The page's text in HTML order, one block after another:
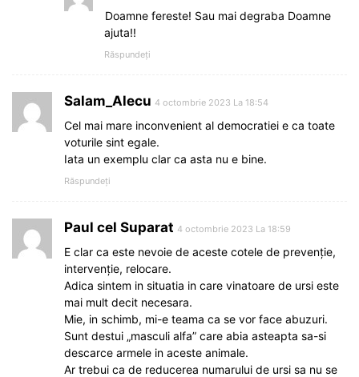
Doamne fereste! Sau mai degraba Doamne
ajuta!!
Răspundeți
Salam_Alecu 4 octombrie 2023 La 18:54
Cel mai mare inconvenient al democratiei e ca toate
voturile sint egale.
Iata un exemplu clar ca asta nu e bine.
Răspundeți
Paul cel Suparat 4 octombrie 2023 La 18:59
E clar ca este nevoie de aceste cotele de prevenţie,
intervenţie, relocare.
Adica sintem in situatia in care vinatoare de ursi este
mai mult decit necesara.
Mie, in schimb, mi-e teama ca se vor face abuzuri.
Sunt destui „masculi alfa” care abia asteapta sa-si
descarce armele in aceste animale.
Ar trebui ca de reducerea numarului de ursi sa nu se